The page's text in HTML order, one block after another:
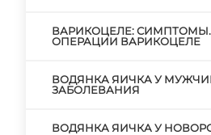
ВАРИКОЦЕЛЕ:
ОПЕРАЦИИ ВАРИКОЦЕЛЕ
ВОДЯНКА ЯИЧКА У
ЗАБОЛЕВАНИЯ
ВОДЯНКА ЯИЧКА У